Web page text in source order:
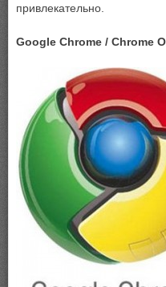
привлекательно.
Google Chrome / Chrome